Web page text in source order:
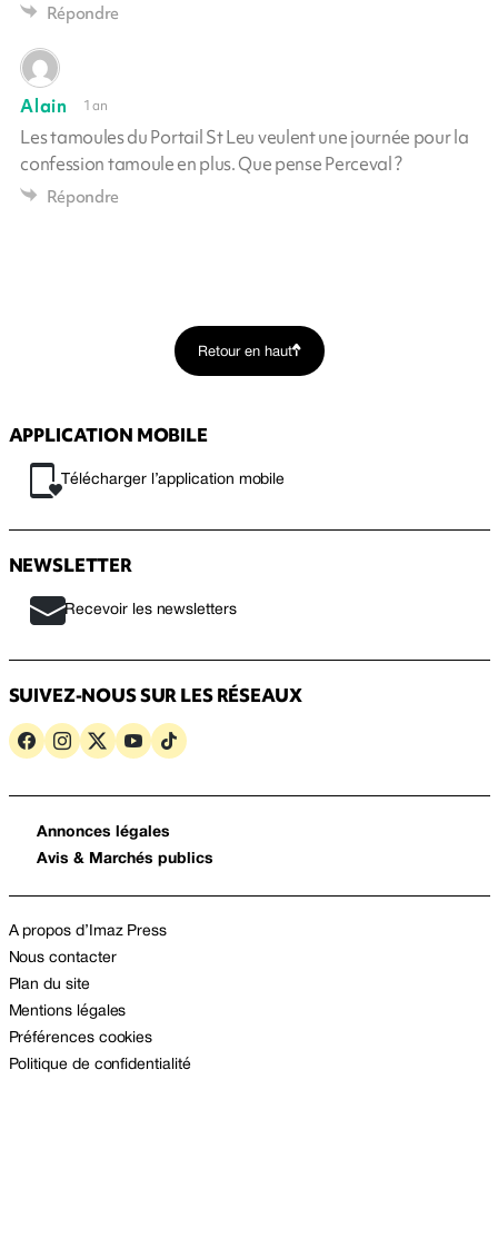
Répondre
Alain 1 an
Les tamoules du Portail St Leu veulent une journée pour la
confession tamoule en plus. Que pense Perceval ?
Répondre
Retour en haut
APPLICATION MOBILE
Télécharger l’application mobile
NEWSLETTER
Recevoir les newsletters
SUIVEZ-NOUS SUR LES RÉSEAUX
Annonces légales
Avis & Marchés publics
A propos d’Imaz Press
Nous contacter
Plan du site
Mentions légales
Préférences cookies
Politique de confidentialité